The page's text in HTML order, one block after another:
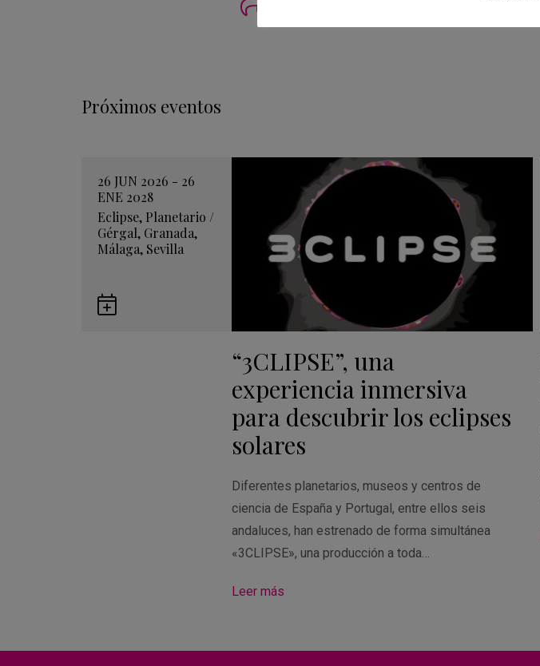
Próximos eventos
26 JUN 2026 - 26
ENE 2028
Eclipse, Planetario /
Gérgal, Granada,
Málaga, Sevilla
“3CLIPSE”, una
experiencia inmersiva
para descubrir los eclipses
solares
Diferentes planetarios, museos y centros de
ciencia de España y Portugal, entre ellos seis
andaluces, han estrenado de forma simultánea
«3CLIPSE», una producción a toda…
Leer más